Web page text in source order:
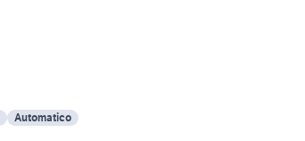
Automatico